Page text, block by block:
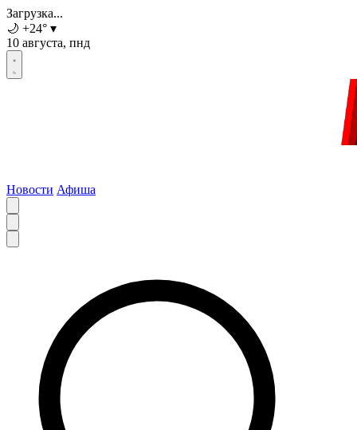
Загрузка...
🌙 +24° ▾
10 августа, пнд
Новости Афиша